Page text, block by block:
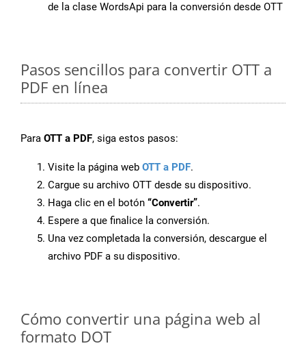
de la clase WordsApi para la conversión desde OTT
Pasos sencillos para convertir OTT a
PDF en línea
Para OTT a PDF, siga estos pasos:
Visite la página web OTT a PDF.
Cargue su archivo OTT desde su dispositivo.
Haga clic en el botón “Convertir”.
Espere a que finalice la conversión.
Una vez completada la conversión, descargue el
archivo PDF a su dispositivo.
Cómo convertir una página web al
formato DOT